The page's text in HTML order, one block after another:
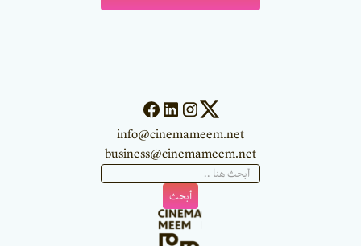
info@cinemameem.net
business@cinemameem.net